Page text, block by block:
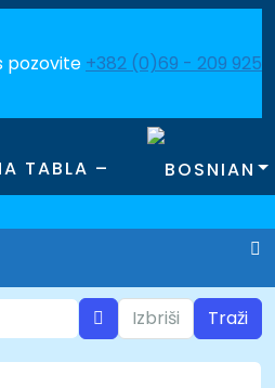
pozovite +382 (0)69 - 209 925
TABLA –
Izbriši Traži